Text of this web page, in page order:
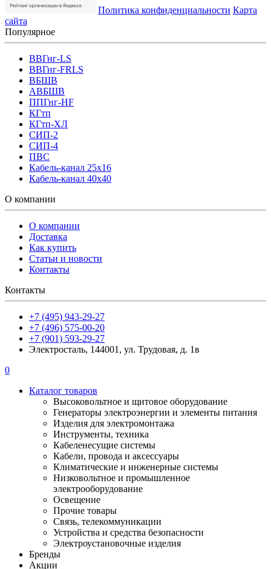
Политика конфиденциальности Карта
сайта
Популярное
ВВГнг-LS
ВВГнг-FRLS
ВБШВ
АВБШВ
ППГнг-HF
КГтп
КГтп-ХЛ
СИП-2
СИП-4
ПВС
Кабель-канал 25х16
Кабель-канал 40х40
О компании
О компании
Доставка
Как купить
Статьи и новости
Контакты
Контакты
+7 (495) 943-29-27
+7 (496) 575-00-20
+7 (901) 593-29-27
Электросталь, 144001, ул. Трудовая, д. 1в
0
Каталог товаров
Высоковольтное и щитовое оборудование
Генераторы электроэнергии и элементы питания
Изделия для электромонтажа
Инструменты, техника
Кабеленесущие системы
Кабели, провода и аксессуары
Климатические и инженерные системы
Низковольтное и промышленное
электрооборудование
Освещение
Прочие товары
Связь, телекоммуникации
Устройства и средства безопасности
Электроустановочные изделия
Бренды
Акции